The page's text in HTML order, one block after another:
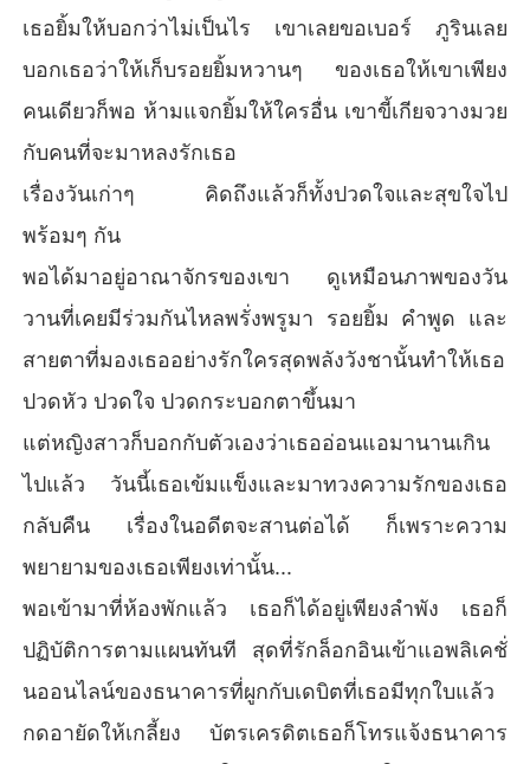
เธอยิ้มให้บอกว่าไม่เป็นไร เขาเลยขอเบอร์ ภูรินเลย
บอกเธอว่าให้เก็บรอยยิ้มหวานๆ ของเธอให้เขาเพียง
คนเดียวก็พอ ห้ามแจกยิ้มให้ใครอื่น เขาขี้เกียจวางมวย
กับคนที่จะมาหลงรักเธอ
เรื่องวันเก่าๆ คิดถึงแล้วก็ทั้งปวดใจและสุขใจไป
พร้อมๆ กัน
พอได้มาอยู่อาณาจักรของเขา ดูเหมือนภาพของวัน
วานที่เคยมีร่วมกันไหลพรั่งพรูมา รอยยิ้ม คำพูด และ
สายตาที่มองเธออย่างรักใครสุดพลังวังชานั้นทำให้เธอ
ปวดหัว ปวดใจ ปวดกระบอกตาขึ้นมา
แต่หญิงสาวก็บอกกับตัวเองว่าเธออ่อนแอมานานเกิน
ไปแล้ว วันนี้เธอเข้มแข็งและมาทวงความรักของเธอ
กลับคืน เรื่องในอดีตจะสานต่อได้ ก็เพราะความ
พยายามของเธอเพียงเท่านั้น...
พอเข้ามาที่ห้องพักแล้ว เธอก็ได้อยู่เพียงลำพัง เธอก็
ปฏิบัติการตามแผนทันที สุดที่รักล็อกอินเข้าแอพลิเคชั่
นออนไลน์ของธนาคารที่ผูกกับเดบิตที่เธอมีทุกใบแล้ว
กดอายัดให้เกลี้ยง บัตรเครดิตเธอก็โทรแจ้งธนาคาร